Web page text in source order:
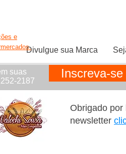
Divulgue sua Marca
e
suas
2187
Inscreva-se
Obrigado
newsletter